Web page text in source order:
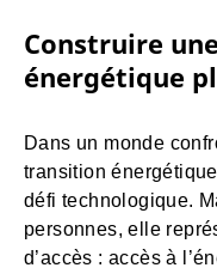
Construire
énergétique
Dans un monde
transition
défi technologique.
personnes, elle
d’accès : accès à